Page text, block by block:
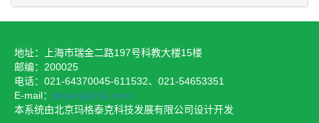
地址：上海市瑞金二路197号科教大楼15楼
邮编：200025
电话：021-64370045-611532、021-54653351
E-mail： physirj@163.com
本系统由北京玛格泰克科技发展有限公司设计开发